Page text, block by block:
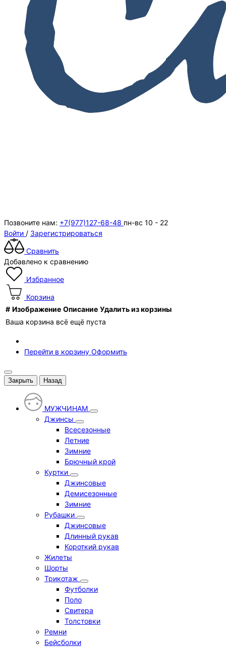
Позвоните нам: +7(977)127-68-48 пн-вс 10 - 22
Войти / Зарегистрироваться
Сравнить
Добавлено к сравнению
Избранное
Корзина
# Изображение Описание Удалить из корзины
Ваша корзина всё ещё пуста
Перейти в корзину Оформить
Закрыть Назад
МУЖЧИНАМ
Джинсы
Всесезонные
Летние
Зимние
Брючный крой
Куртки
Джинсовые
Демисезонные
Зимние
Рубашки
Джинсовые
Длинный рукав
Короткий рукав
Жилеты
Шорты
Трикотаж
Футболки
Поло
Свитера
Толстовки
Ремни
Бейсболки